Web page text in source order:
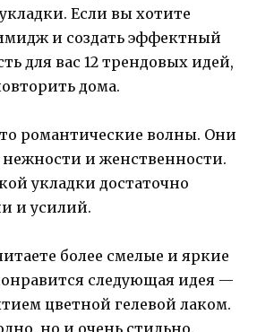
Если вы хотите
и создать эффектный
для вас 12 трендовых идей,
дома.
романтические волны. Они
и женственности.
укладки достаточно
и усилий.
более смелые и яркие
следующая идея —
цветной гелевой лаком.